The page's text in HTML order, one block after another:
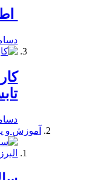
دسامبر
دسامبر
آموزش و